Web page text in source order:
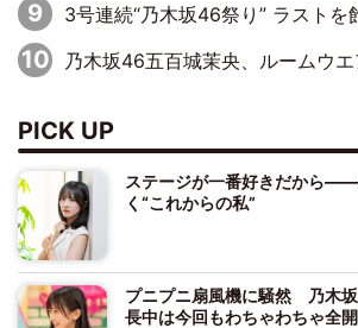
3号連続“乃木坂46祭り” ラストを飾るのは賀喜遥香…5年ぶりの登場に「5年分
乃木坂46五百城茉央、ルームウエアでリラックス「今回のグラビアを見て
PICK UP
ステージが一番好きだから
く“これからの私”
プニプニ扇風機に騒然 乃木
長中は今回もわちゃわちゃ全開